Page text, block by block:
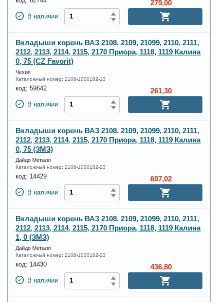
В наличии
279,00
Вкладыши корень ВАЗ 2108, 2109, 21099, 2110, 2111,
2112, 2113, 2114, 2115, 2170 Приора, 1118, 1119 Калина
0, 75 (CZ Favorit)
Чехия
Каталожный номер: 2108-1000102-13
код: 59642
В наличии
261,30
Вкладыши корень ВАЗ 2108, 2109, 21099, 2110, 2111,
2112, 2113, 2114, 2115, 2170 Приора, 1118, 1119 Калина
0, 75 (ЗМЗ)
Дайдо Металл
Каталожный номер: 2108-1000102-23
код: 14429
В наличии
607,02
Вкладыши корень ВАЗ 2108, 2109, 21099, 2110, 2111,
2112, 2113, 2114, 2115, 2170 Приора, 1118, 1119 Калина
1, 0 (ЗМЗ)
Дайдо Металл
Каталожный номер: 2108-1000102-23
код: 14430
В наличии
436,80